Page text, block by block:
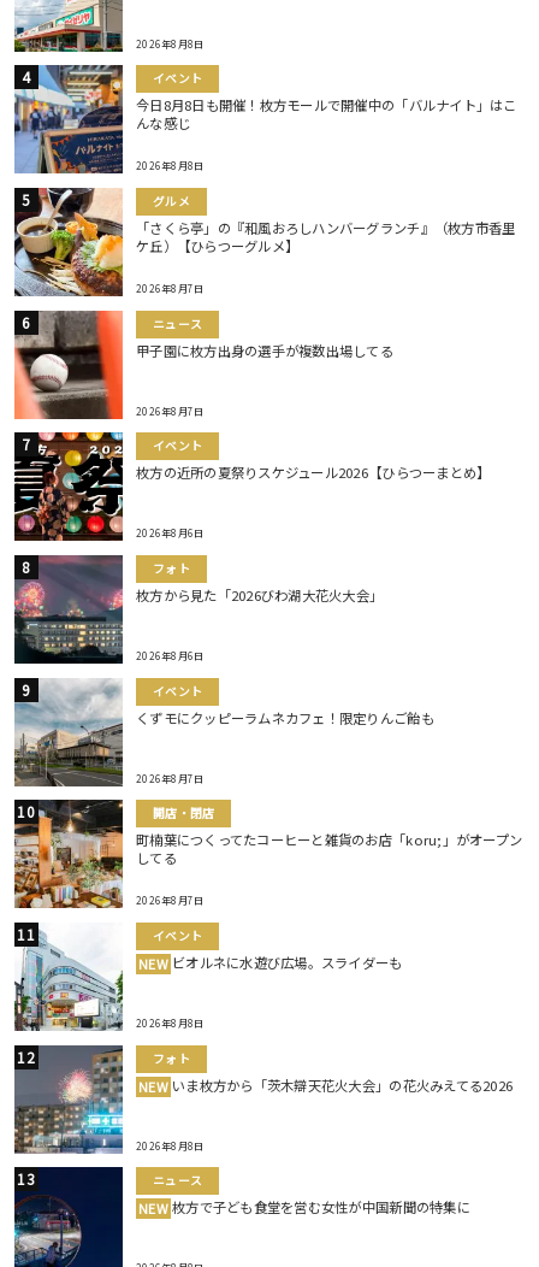
2026年8月8日
イベント
今日8月8日も開催！枚方モールで開催中の「バルナイト」はこ
んな感じ
2026年8月8日
グルメ
「さくら亭」の『和風おろしハンバーグランチ』（枚方市香里
ケ丘）【ひらつーグルメ】
2026年8月7日
ニュース
甲子園に枚方出身の選手が複数出場してる
2026年8月7日
イベント
枚方の近所の夏祭りスケジュール2026【ひらつーまとめ】
2026年8月6日
フォト
枚方から見た「2026びわ湖大花火大会」
2026年8月6日
イベント
くずモにクッピーラムネカフェ！限定りんご飴も
2026年8月7日
開店・閉店
町楠葉につくってたコーヒーと雑貨のお店「koru;」がオープン
してる
2026年8月7日
イベント
NEW ビオルネに水遊び広場。スライダーも
2026年8月8日
フォト
NEW いま枚方から「茨木辯天花火大会」の花火みえてる2026
2026年8月8日
ニュース
NEW 枚方で子ども食堂を営む女性が中国新聞の特集に